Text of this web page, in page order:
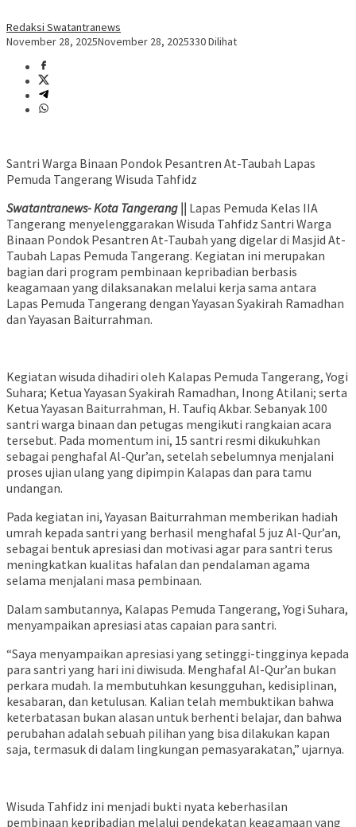
Redaksi Swatantranews
November 28, 2025November 28, 2025330 Dilihat
Santri Warga Binaan Pondok Pesantren At-Taubah Lapas
Pemuda Tangerang Wisuda Tahfidz
Swatantranews- Kota Tangerang || Lapas Pemuda Kelas IIA
Tangerang menyelenggarakan Wisuda Tahfidz Santri Warga
Binaan Pondok Pesantren At-Taubah yang digelar di Masjid At-
Taubah Lapas Pemuda Tangerang. Kegiatan ini merupakan
bagian dari program pembinaan kepribadian berbasis
keagamaan yang dilaksanakan melalui kerja sama antara
Lapas Pemuda Tangerang dengan Yayasan Syakirah Ramadhan
dan Yayasan Baiturrahman.
Kegiatan wisuda dihadiri oleh Kalapas Pemuda Tangerang, Yogi
Suhara; Ketua Yayasan Syakirah Ramadhan, Inong Atilani; serta
Ketua Yayasan Baiturrahman, H. Taufiq Akbar. Sebanyak 100
santri warga binaan dan petugas mengikuti rangkaian acara
tersebut. Pada momentum ini, 15 santri resmi dikukuhkan
sebagai penghafal Al-Qur’an, setelah sebelumnya menjalani
proses ujian ulang yang dipimpin Kalapas dan para tamu
undangan.
Pada kegiatan ini, Yayasan Baiturrahman memberikan hadiah
umrah kepada santri yang berhasil menghafal 5 juz Al-Qur’an,
sebagai bentuk apresiasi dan motivasi agar para santri terus
meningkatkan kualitas hafalan dan pendalaman agama
selama menjalani masa pembinaan.
Dalam sambutannya, Kalapas Pemuda Tangerang, Yogi Suhara,
menyampaikan apresiasi atas capaian para santri.
“Saya menyampaikan apresiasi yang setinggi-tingginya kepada
para santri yang hari ini diwisuda. Menghafal Al-Qur’an bukan
perkara mudah. Ia membutuhkan kesungguhan, kedisiplinan,
kesabaran, dan ketulusan. Kalian telah membuktikan bahwa
keterbatasan bukan alasan untuk berhenti belajar, dan bahwa
perubahan adalah sebuah pilihan yang bisa dilakukan kapan
saja, termasuk di dalam lingkungan pemasyarakatan,” ujarnya.
Wisuda Tahfidz ini menjadi bukti nyata keberhasilan
pembinaan kepribadian melalui pendekatan keagamaan yang